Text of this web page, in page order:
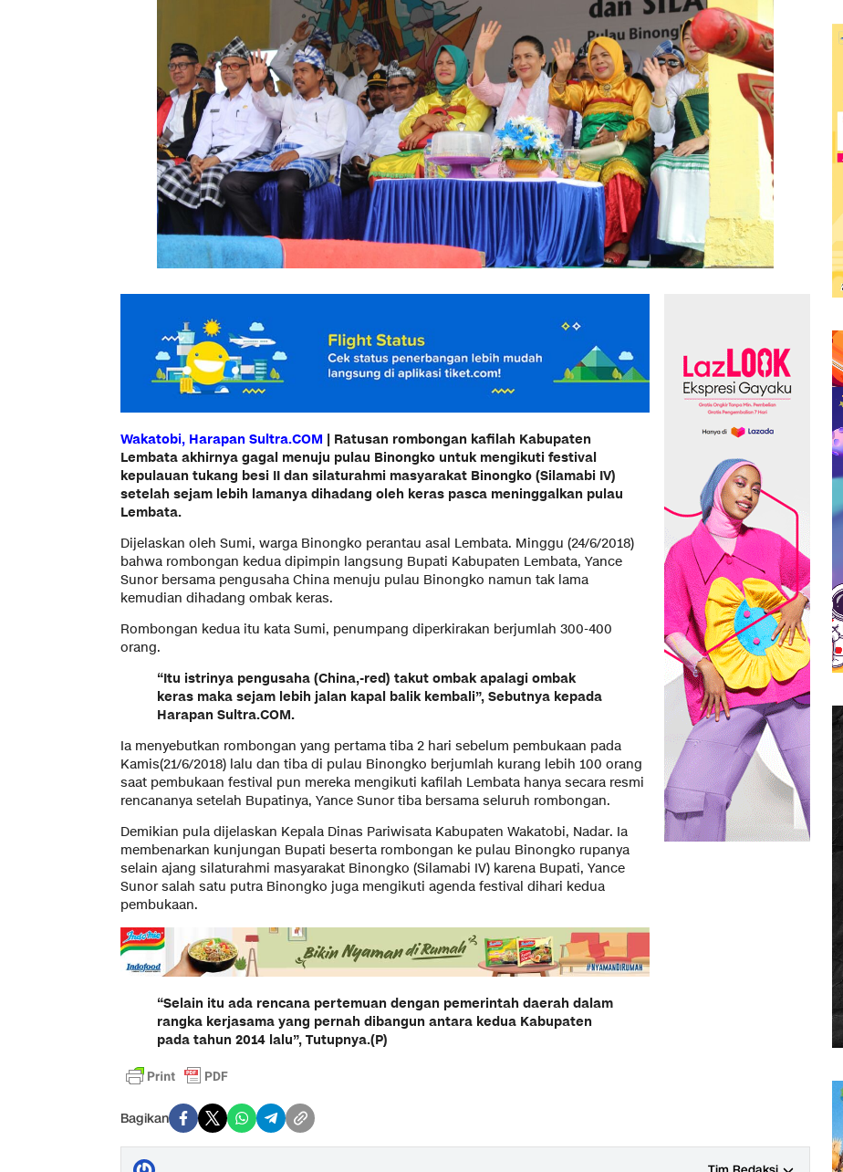
Wakatobi, Harapan Sultra.COM | Ratusan rombongan kafilah Kabupaten
Lembata akhirnya gagal menuju pulau Binongko untuk mengikuti festival
kepulauan tukang besi II dan silaturahmi masyarakat Binongko (Silamabi IV)
setelah sejam lebih lamanya dihadang oleh keras pasca meninggalkan pulau
Lembata.
Dijelaskan oleh Sumi, warga Binongko perantau asal Lembata. Minggu (24/6/2018)
bahwa rombongan kedua dipimpin langsung Bupati Kabupaten Lembata, Yance
Sunor bersama pengusaha China menuju pulau Binongko namun tak lama
kemudian dihadang ombak keras.
Rombongan kedua itu kata Sumi, penumpang diperkirakan berjumlah 300-400
orang.
“Itu istrinya pengusaha (China,-red) takut ombak apalagi ombak
keras maka sejam lebih jalan kapal balik kembali”, Sebutnya kepada
Harapan Sultra.COM.
Ia menyebutkan rombongan yang pertama tiba 2 hari sebelum pembukaan pada
Kamis(21/6/2018) lalu dan tiba di pulau Binongko berjumlah kurang lebih 100 orang
saat pembukaan festival pun mereka mengikuti kafilah Lembata hanya secara resmi
rencananya setelah Bupatinya, Yance Sunor tiba bersama seluruh rombongan.
Demikian pula dijelaskan Kepala Dinas Pariwisata Kabupaten Wakatobi, Nadar. Ia
membenarkan kunjungan Bupati beserta rombongan ke pulau Binongko rupanya
selain ajang silaturahmi masyarakat Binongko (Silamabi IV) karena Bupati, Yance
Sunor salah satu putra Binongko juga mengikuti agenda festival dihari kedua
pembukaan.
“Selain itu ada rencana pertemuan dengan pemerintah daerah dalam
rangka kerjasama yang pernah dibangun antara kedua Kabupaten
pada tahun 2014 lalu”, Tutupnya.(P)
Bagikan